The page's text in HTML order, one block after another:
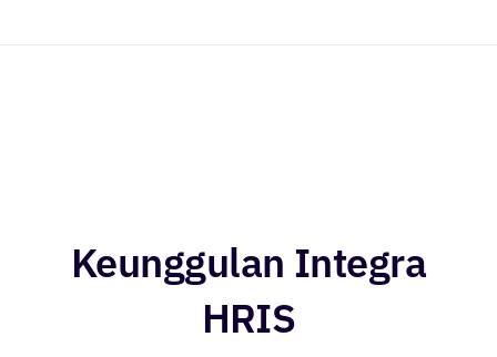
Keunggulan Integra
HRIS